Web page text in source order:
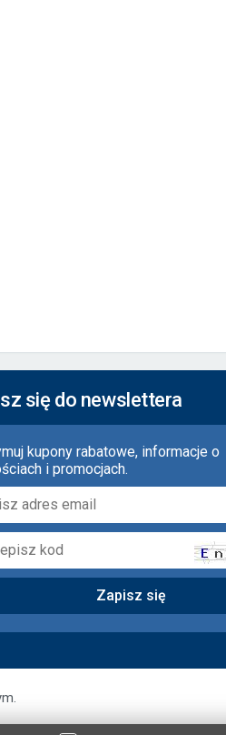
się do newslettera
kupony rabatowe, informacje o
i promocjach.